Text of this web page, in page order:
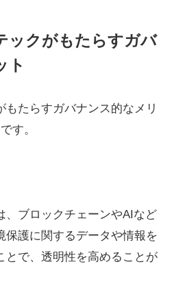
ックがもたらすガバ
ト
もたらすガバナンス的なメリ
す。
、ブロックチェーンやAIなど
保護に関するデータや情報を
とで、透明性を高めることが